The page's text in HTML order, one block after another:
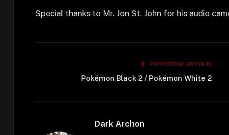
Special thanks to Mr. Jon St. John for his audio
POPRZEDNI ARTYKUŁ
Pokémon Black 2 / Pokémon White 2
Dark Archon